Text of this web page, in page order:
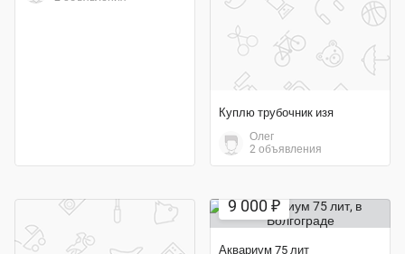
Куплю трубочник изя
Олег
2 объявления
9 000 ₽
Аквариум 75 лит